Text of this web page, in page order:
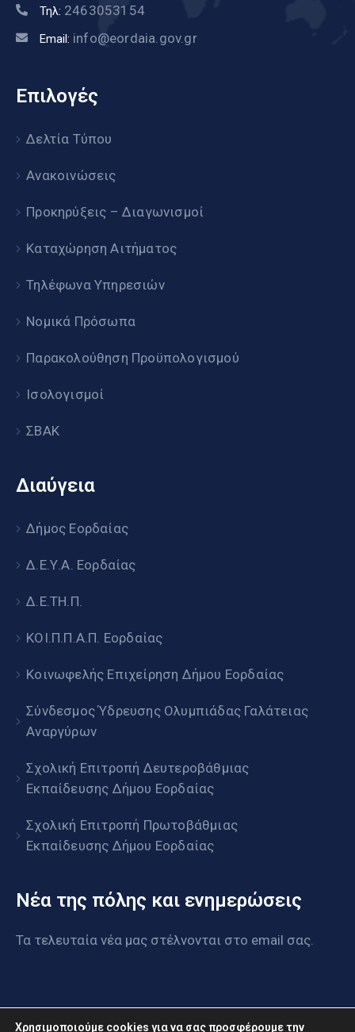
Τηλ: 2463053154
Email: info@eordaia.gov.gr
Επιλογές
Δελτία Τύπου
Ανακοινώσεις
Προκηρύξεις – Διαγωνισμοί
Καταχώρηση Αιτήματος
Τηλέφωνα Υπηρεσιών
Νομικά Πρόσωπα
Παρακολούθηση Προϋπολογισμού
Ισολογισμοί
ΣΒΑΚ
Διαύγεια
Δήμος Εορδαίας
Δ.Ε.Υ.Α. Εορδαίας
Δ.Ε.ΤΗ.Π.
ΚΟΙ.Π.Π.Α.Π. Εορδαίας
Κοινωφελής Επιχείρηση Δήμου Εορδαίας
Σύνδεσμος Ύδρευσης Ολυμπιάδας Γαλάτειας
Αναργύρων
Σχολική Επιτροπή Δευτεροβάθμιας
Εκπαίδευσης Δήμου Εορδαίας
Σχολική Επιτροπή Πρωτοβάθμιας
Εκπαίδευσης Δήμου Εορδαίας
Νέα της πόλης και ενημερώσεις
Τα τελευταία νέα μας στέλνονται στο email σας.
Χρησιμοποιούμε cookies για να σας προσφέρουμε την